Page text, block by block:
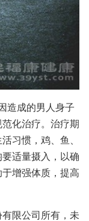
造成的男人身子
化治疗。治疗期
习惯，鸡、鱼、
适量摄入，以确
增强体质，提高
限公司所有，未